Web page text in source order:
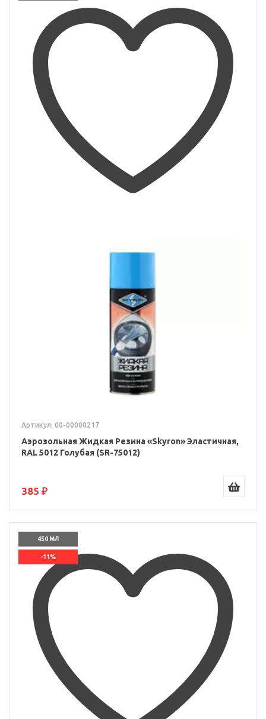
Артикул: 00-00000217
Аэрозольная Жидкая Резина «Skyron» Эластичная,
RAL 5012 Голубая (SR-75012)
385 ₽
450 МЛ
-11%